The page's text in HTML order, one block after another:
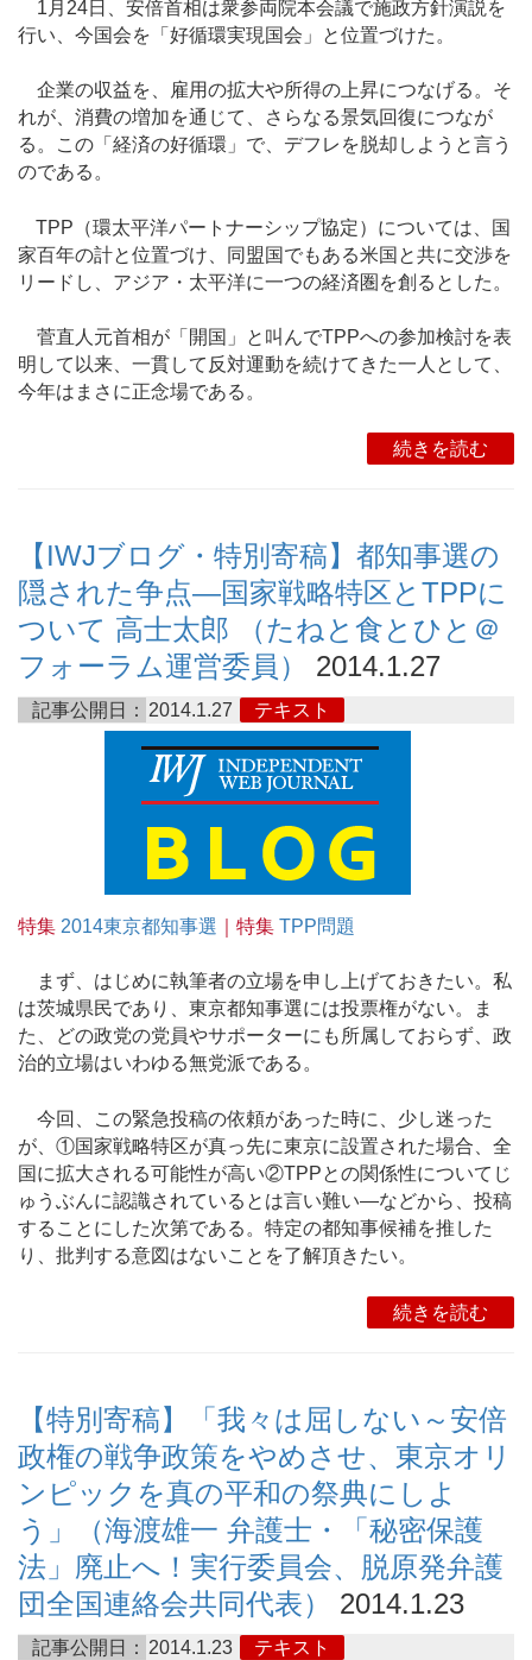
1月24日、安倍首相は衆参両院本会議で施政方針演説を
行い、今国会を「好循環実現国会」と位置づけた。
企業の収益を、雇用の拡大や所得の上昇につなげる。そ
れが、消費の増加を通じて、さらなる景気回復につなが
る。この「経済の好循環」で、デフレを脱却しようと言う
のである。
TPP（環太平洋パートナーシップ協定）については、国
家百年の計と位置づけ、同盟国でもある米国と共に交渉を
リードし、アジア・太平洋に一つの経済圏を創るとした。
菅直人元首相が「開国」と叫んでTPPへの参加検討を表
明して以来、一貫して反対運動を続けてきた一人として、
今年はまさに正念場である。
続きを読む
【IWJブログ・特別寄稿】都知事選の
隠された争点―国家戦略特区とTPPに
ついて 高士太郎 （たねと食とひと＠
フォーラム運営委員）
2014.1.27
記事公開日： 2014.1.27 テキスト
特集 2014東京都知事選 ｜特集 TPP問題
まず、はじめに執筆者の立場を申し上げておきたい。私
は茨城県民であり、東京都知事選には投票権がない。ま
た、どの政党の党員やサポーターにも所属しておらず、政
治的立場はいわゆる無党派である。
今回、この緊急投稿の依頼があった時に、少し迷った
が、①国家戦略特区が真っ先に東京に設置された場合、全
国に拡大される可能性が高い②TPPとの関係性についてじ
ゅうぶんに認識されているとは言い難い―などから、投稿
することにした次第である。特定の都知事候補を推した
り、批判する意図はないことを了解頂きたい。
続きを読む
【特別寄稿】「我々は屈しない～安倍
政権の戦争政策をやめさせ、東京オリ
ンピックを真の平和の祭典にしよ
う」（海渡雄一 弁護士・「秘密保護
法」廃止へ！実行委員会、脱原発弁護
団全国連絡会共同代表）
2014.1.23
記事公開日： 2014.1.23 テキスト